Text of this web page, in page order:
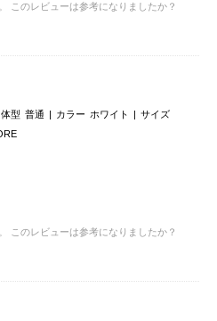
このレビューは参考になりましたか？
体型 普通 カラー ホワイト
サイズ
このレビューは参考になりましたか？